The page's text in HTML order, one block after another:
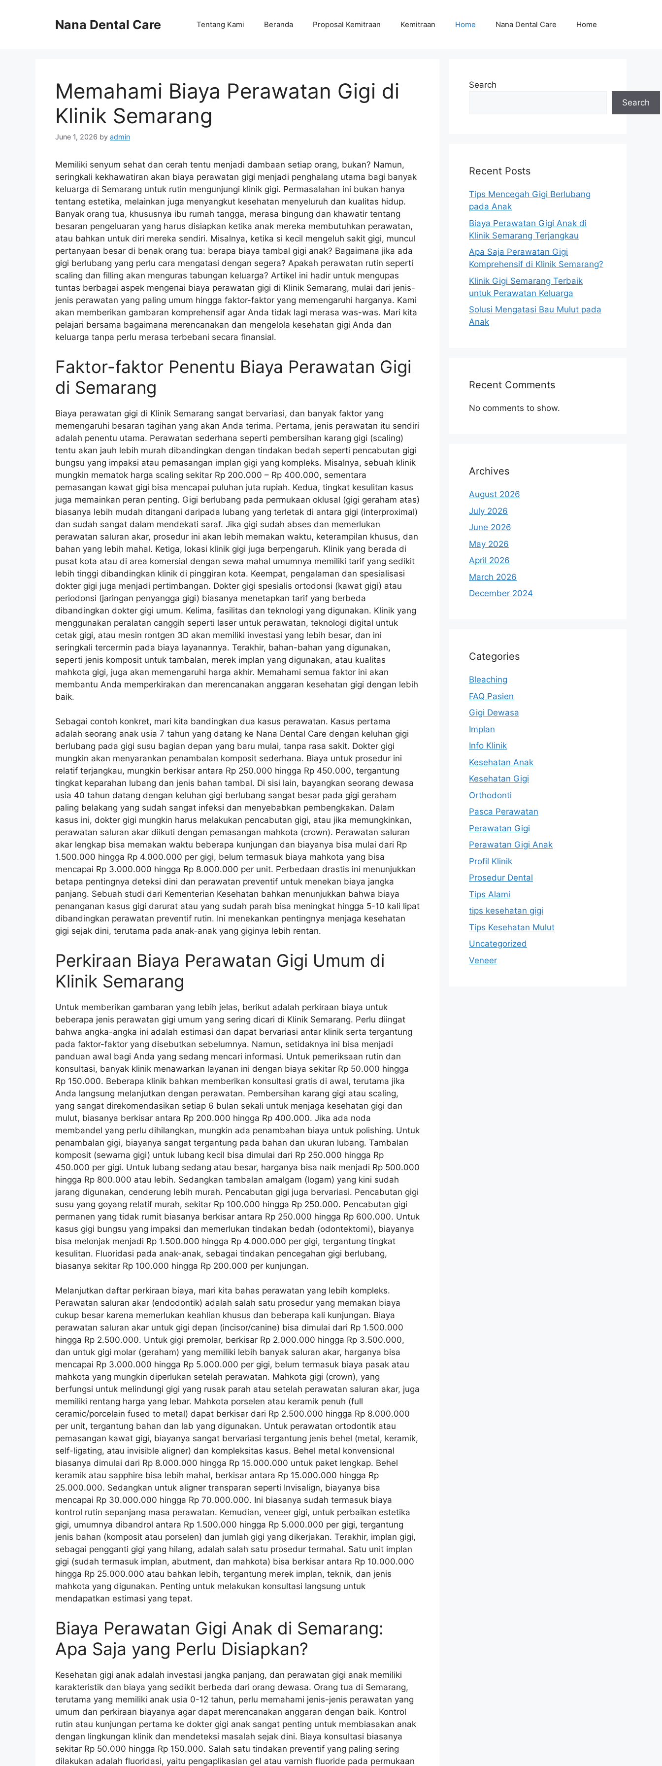
Nana Dental Care Tentang Kami Beranda Proposal Kemitraan Kemitraan Home Nana Dental Care Home
Memahami Biaya Perawatan Gigi di
Klinik Semarang
June 1, 2026 by admin
Memiliki senyum sehat dan cerah tentu menjadi dambaan setiap orang, bukan? Namun,
seringkali kekhawatiran akan biaya perawatan gigi menjadi penghalang utama bagi banyak
keluarga di Semarang untuk rutin mengunjungi klinik gigi. Permasalahan ini bukan hanya
tentang estetika, melainkan juga menyangkut kesehatan menyeluruh dan kualitas hidup.
Banyak orang tua, khususnya ibu rumah tangga, merasa bingung dan khawatir tentang
besaran pengeluaran yang harus disiapkan ketika anak mereka membutuhkan perawatan,
atau bahkan untuk diri mereka sendiri. Misalnya, ketika si kecil mengeluh sakit gigi, muncul
pertanyaan besar di benak orang tua: berapa biaya tambal gigi anak? Bagaimana jika ada
gigi berlubang yang perlu cara mengatasi dengan segera? Apakah perawatan rutin seperti
scaling dan filling akan menguras tabungan keluarga? Artikel ini hadir untuk mengupas
tuntas berbagai aspek mengenai biaya perawatan gigi di Klinik Semarang, mulai dari jenis-
jenis perawatan yang paling umum hingga faktor-faktor yang memengaruhi harganya. Kami
akan memberikan gambaran komprehensif agar Anda tidak lagi merasa was-was. Mari kita
pelajari bersama bagaimana merencanakan dan mengelola kesehatan gigi Anda dan
keluarga tanpa perlu merasa terbebani secara finansial.
Faktor-faktor Penentu Biaya Perawatan Gigi
di Semarang
Biaya perawatan gigi di Klinik Semarang sangat bervariasi, dan banyak faktor yang
memengaruhi besaran tagihan yang akan Anda terima. Pertama, jenis perawatan itu sendiri
adalah penentu utama. Perawatan sederhana seperti pembersihan karang gigi (scaling)
tentu akan jauh lebih murah dibandingkan dengan tindakan bedah seperti pencabutan gigi
bungsu yang impaksi atau pemasangan implan gigi yang kompleks. Misalnya, sebuah klinik
mungkin mematok harga scaling sekitar Rp 200.000 – Rp 400.000, sementara
pemasangan kawat gigi bisa mencapai puluhan juta rupiah. Kedua, tingkat kesulitan kasus
juga memainkan peran penting. Gigi berlubang pada permukaan oklusal (gigi geraham atas)
biasanya lebih mudah ditangani daripada lubang yang terletak di antara gigi (interproximal)
dan sudah sangat dalam mendekati saraf. Jika gigi sudah abses dan memerlukan
perawatan saluran akar, prosedur ini akan lebih memakan waktu, keterampilan khusus, dan
bahan yang lebih mahal. Ketiga, lokasi klinik gigi juga berpengaruh. Klinik yang berada di
pusat kota atau di area komersial dengan sewa mahal umumnya memiliki tarif yang sedikit
lebih tinggi dibandingkan klinik di pinggiran kota. Keempat, pengalaman dan spesialisasi
dokter gigi juga menjadi pertimbangan. Dokter gigi spesialis ortodonsi (kawat gigi) atau
periodonsi (jaringan penyangga gigi) biasanya menetapkan tarif yang berbeda
dibandingkan dokter gigi umum. Kelima, fasilitas dan teknologi yang digunakan. Klinik yang
menggunakan peralatan canggih seperti laser untuk perawatan, teknologi digital untuk
cetak gigi, atau mesin rontgen 3D akan memiliki investasi yang lebih besar, dan ini
seringkali tercermin pada biaya layanannya. Terakhir, bahan-bahan yang digunakan,
seperti jenis komposit untuk tambalan, merek implan yang digunakan, atau kualitas
mahkota gigi, juga akan memengaruhi harga akhir. Memahami semua faktor ini akan
membantu Anda memperkirakan dan merencanakan anggaran kesehatan gigi dengan lebih
baik.
Sebagai contoh konkret, mari kita bandingkan dua kasus perawatan. Kasus pertama
adalah seorang anak usia 7 tahun yang datang ke Nana Dental Care dengan keluhan gigi
berlubang pada gigi susu bagian depan yang baru mulai, tanpa rasa sakit. Dokter gigi
mungkin akan menyarankan penambalan komposit sederhana. Biaya untuk prosedur ini
relatif terjangkau, mungkin berkisar antara Rp 250.000 hingga Rp 450.000, tergantung
tingkat keparahan lubang dan jenis bahan tambal. Di sisi lain, bayangkan seorang dewasa
usia 40 tahun datang dengan keluhan gigi berlubang sangat besar pada gigi geraham
paling belakang yang sudah sangat infeksi dan menyebabkan pembengkakan. Dalam
kasus ini, dokter gigi mungkin harus melakukan pencabutan gigi, atau jika memungkinkan,
perawatan saluran akar diikuti dengan pemasangan mahkota (crown). Perawatan saluran
akar lengkap bisa memakan waktu beberapa kunjungan dan biayanya bisa mulai dari Rp
1.500.000 hingga Rp 4.000.000 per gigi, belum termasuk biaya mahkota yang bisa
mencapai Rp 3.000.000 hingga Rp 8.000.000 per unit. Perbedaan drastis ini menunjukkan
betapa pentingnya deteksi dini dan perawatan preventif untuk menekan biaya jangka
panjang. Sebuah studi dari Kementerian Kesehatan bahkan menunjukkan bahwa biaya
penanganan kasus gigi darurat atau yang sudah parah bisa meningkat hingga 5-10 kali lipat
dibandingkan perawatan preventif rutin. Ini menekankan pentingnya menjaga kesehatan
gigi sejak dini, terutama pada anak-anak yang giginya lebih rentan.
Perkiraan Biaya Perawatan Gigi Umum di
Klinik Semarang
Untuk memberikan gambaran yang lebih jelas, berikut adalah perkiraan biaya untuk
beberapa jenis perawatan gigi umum yang sering dicari di Klinik Semarang. Perlu diingat
bahwa angka-angka ini adalah estimasi dan dapat bervariasi antar klinik serta tergantung
pada faktor-faktor yang disebutkan sebelumnya. Namun, setidaknya ini bisa menjadi
panduan awal bagi Anda yang sedang mencari informasi. Untuk pemeriksaan rutin dan
konsultasi, banyak klinik menawarkan layanan ini dengan biaya sekitar Rp 50.000 hingga
Rp 150.000. Beberapa klinik bahkan memberikan konsultasi gratis di awal, terutama jika
Anda langsung melanjutkan dengan perawatan. Pembersihan karang gigi atau scaling,
yang sangat direkomendasikan setiap 6 bulan sekali untuk menjaga kesehatan gigi dan
mulut, biasanya berkisar antara Rp 200.000 hingga Rp 400.000. Jika ada noda
membandel yang perlu dihilangkan, mungkin ada penambahan biaya untuk polishing. Untuk
penambalan gigi, biayanya sangat tergantung pada bahan dan ukuran lubang. Tambalan
komposit (sewarna gigi) untuk lubang kecil bisa dimulai dari Rp 250.000 hingga Rp
450.000 per gigi. Untuk lubang sedang atau besar, harganya bisa naik menjadi Rp 500.000
hingga Rp 800.000 atau lebih. Sedangkan tambalan amalgam (logam) yang kini sudah
jarang digunakan, cenderung lebih murah. Pencabutan gigi juga bervariasi. Pencabutan gigi
susu yang goyang relatif murah, sekitar Rp 100.000 hingga Rp 250.000. Pencabutan gigi
permanen yang tidak rumit biasanya berkisar antara Rp 250.000 hingga Rp 600.000. Untuk
kasus gigi bungsu yang impaksi dan memerlukan tindakan bedah (odontektomi), biayanya
bisa melonjak menjadi Rp 1.500.000 hingga Rp 4.000.000 per gigi, tergantung tingkat
kesulitan. Fluoridasi pada anak-anak, sebagai tindakan pencegahan gigi berlubang,
biasanya sekitar Rp 100.000 hingga Rp 200.000 per kunjungan.
Melanjutkan daftar perkiraan biaya, mari kita bahas perawatan yang lebih kompleks.
Perawatan saluran akar (endodontik) adalah salah satu prosedur yang memakan biaya
cukup besar karena memerlukan keahlian khusus dan beberapa kali kunjungan. Biaya
perawatan saluran akar untuk gigi depan (incisor/canine) bisa dimulai dari Rp 1.500.000
hingga Rp 2.500.000. Untuk gigi premolar, berkisar Rp 2.000.000 hingga Rp 3.500.000,
dan untuk gigi molar (geraham) yang memiliki lebih banyak saluran akar, harganya bisa
mencapai Rp 3.000.000 hingga Rp 5.000.000 per gigi, belum termasuk biaya pasak atau
mahkota yang mungkin diperlukan setelah perawatan. Mahkota gigi (crown), yang
berfungsi untuk melindungi gigi yang rusak parah atau setelah perawatan saluran akar, juga
memiliki rentang harga yang lebar. Mahkota porselen atau keramik penuh (full
ceramic/porcelain fused to metal) dapat berkisar dari Rp 2.500.000 hingga Rp 8.000.000
per unit, tergantung bahan dan lab yang digunakan. Untuk perawatan ortodontik atau
pemasangan kawat gigi, biayanya sangat bervariasi tergantung jenis behel (metal, keramik,
self-ligating, atau invisible aligner) dan kompleksitas kasus. Behel metal konvensional
biasanya dimulai dari Rp 8.000.000 hingga Rp 15.000.000 untuk paket lengkap. Behel
keramik atau sapphire bisa lebih mahal, berkisar antara Rp 15.000.000 hingga Rp
25.000.000. Sedangkan untuk aligner transparan seperti Invisalign, biayanya bisa
mencapai Rp 30.000.000 hingga Rp 70.000.000. Ini biasanya sudah termasuk biaya
kontrol rutin sepanjang masa perawatan. Kemudian, veneer gigi, untuk perbaikan estetika
gigi, umumnya dibandrol antara Rp 1.500.000 hingga Rp 5.000.000 per gigi, tergantung
jenis bahan (komposit atau porselen) dan jumlah gigi yang dikerjakan. Terakhir, implan gigi,
sebagai pengganti gigi yang hilang, adalah salah satu prosedur termahal. Satu unit implan
gigi (sudah termasuk implan, abutment, dan mahkota) bisa berkisar antara Rp 10.000.000
hingga Rp 25.000.000 atau bahkan lebih, tergantung merek implan, teknik, dan jenis
mahkota yang digunakan. Penting untuk melakukan konsultasi langsung untuk
mendapatkan estimasi yang tepat.
Biaya Perawatan Gigi Anak di Semarang:
Apa Saja yang Perlu Disiapkan?
Kesehatan gigi anak adalah investasi jangka panjang, dan perawatan gigi anak memiliki
karakteristik dan biaya yang sedikit berbeda dari orang dewasa. Orang tua di Semarang,
terutama yang memiliki anak usia 0-12 tahun, perlu memahami jenis-jenis perawatan yang
umum dan perkiraan biayanya agar dapat merencanakan anggaran dengan baik. Kontrol
rutin atau kunjungan pertama ke dokter gigi anak sangat penting untuk membiasakan anak
dengan lingkungan klinik dan mendeteksi masalah sejak dini. Biaya konsultasi biasanya
sekitar Rp 50.000 hingga Rp 150.000. Salah satu tindakan preventif yang paling sering
dilakukan adalah fluoridasi, yaitu pengaplikasian gel atau varnish fluoride pada permukaan
Search
Search
Recent Posts
Tips Mencegah Gigi Berlubang
pada Anak
Biaya Perawatan Gigi Anak di
Klinik Semarang Terjangkau
Apa Saja Perawatan Gigi
Komprehensif di Klinik Semarang?
Klinik Gigi Semarang Terbaik
untuk Perawatan Keluarga
Solusi Mengatasi Bau Mulut pada
Anak
Recent Comments
No comments to show.
Archives
August 2026
July 2026
June 2026
May 2026
April 2026
March 2026
December 2024
Categories
Bleaching
FAQ Pasien
Gigi Dewasa
Implan
Info Klinik
Kesehatan Anak
Kesehatan Gigi
Orthodonti
Pasca Perawatan
Perawatan Gigi
Perawatan Gigi Anak
Profil Klinik
Prosedur Dental
Tips Alami
tips kesehatan gigi
Tips Kesehatan Mulut
Uncategorized
Veneer